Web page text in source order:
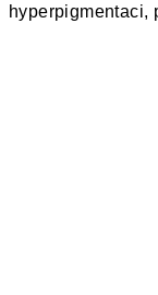
hyperpigmentaci,